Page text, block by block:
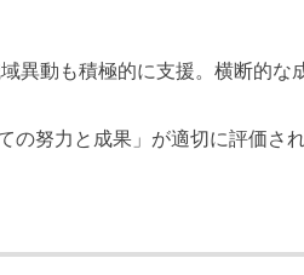
異動も積極的に支援。横断的な
の努力と成果」が適切に評価さ